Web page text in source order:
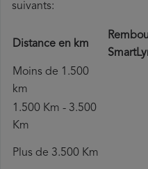
suivants:
Distance en km
Moins de 1.500
km
1.500 Km - 3.500
Km
Plus de 3.500 Km